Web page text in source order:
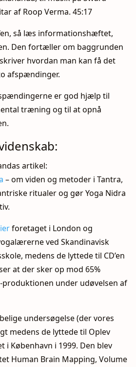
af Roop Verma. 45:17
så læs informationshæftet,
Den fortæller om baggrunden
hvordan man kan få det
afspændinger.
er god hjælp til
træning og til at opnå
artikel:
– om viden og metoder i Tantra,
ritualer og gør Yoga Nidra
foretaget i London og
ved Skandinavisk
medens de lyttede til CD’en
at der sker op mod 65%
under udøvelsen af
undersøgelse (der vores
medens de lyttede til Oplev
i København i 1999. Den blev
Human Brain Mapping, Volume